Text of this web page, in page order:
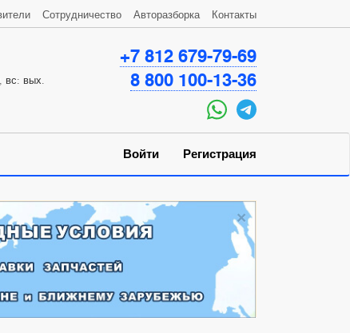
вс: вых.
+7 812 679-79-69
8 800 100-13-36
Сотрудничество Авторазборка Контакты
Войти Регистрация
×